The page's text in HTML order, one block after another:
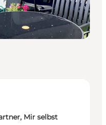
Mir selbst